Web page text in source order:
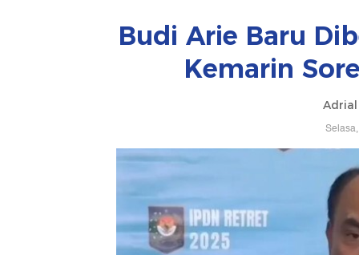
Budi Arie Baru
Kemarin
Adrial